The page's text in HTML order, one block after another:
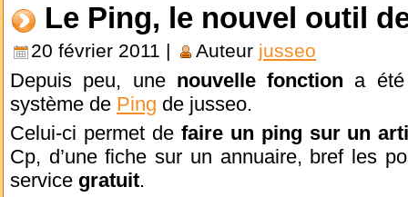
Le Ping, le nouvel outil
20 février 2011 | Auteur jusseo
Depuis peu, une nouvelle fonction a
système de Ping de jusseo.
Celui-ci permet de faire un ping sur un
Cp, d’une fiche sur un annuaire, bref les
service gratuit.